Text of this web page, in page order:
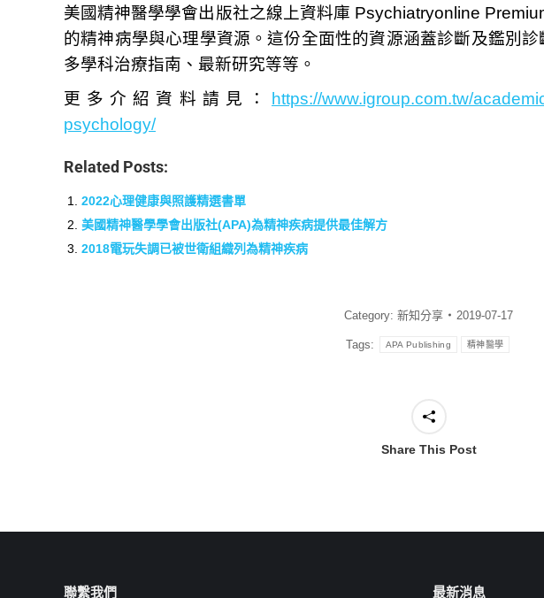
美國精神醫學學會出版社之線上資料庫 Psychiatryonline
的精神病學與心理學資源。這份全面性的資源涵蓋診斷及鑑別
多學科治療指南、最新研究等等。
更多介紹資料請見： https://www.igroup.com.tw/
psychology/
Related Posts:
2022心理健康與照護精選書單
美國精神醫學學會出版社(APA)為精神疾病提供最佳解方
2018電玩失調已被世衛組織列為精神疾病
Category: 新知分享 2019-07-17
Tags: APA Publishing 精神醫學
Share This Post
聯繫我們 最新消息